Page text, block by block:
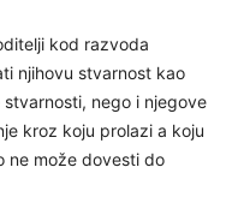
kod razvoda
njihovu stvarnost kao
nego i njegove
kroz koju prolazi a koju
ne može dovesti do